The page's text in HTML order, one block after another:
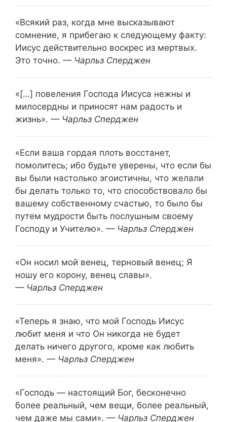
«Всякий раз, когда мне высказывают
сомнение, я прибегаю к следующему факту:
Иисус действительно воскрес из мертвых.
Это точно. — Чарльз Сперджен
«[…] повеления Господа Иисуса нежны и
милосердны и приносят нам радость и
жизнь». — Чарльз Сперджен
«Если ваша гордая плоть восстанет,
помолитесь; ибо будьте уверены, что если бы
вы были настолько эгоистичны, что желали
бы делать только то, что способствовало бы
вашему собственному счастью, то было бы
путем мудрости быть послушным своему
Господу и Учителю». — Чарльз Сперджен
«Он носил мой венец, терновый венец; Я
ношу его корону, венец славы».
— Чарльз Сперджен
«Теперь я знаю, что мой Господь Иисус
любит меня и что Он никогда не будет
делать ничего другого, кроме как любить
меня». — Чарльз Сперджен
«Господь — настоящий Бог, бесконечно
более реальный, чем вещи, более реальный,
чем даже мы сами». — Чарльз Сперджен